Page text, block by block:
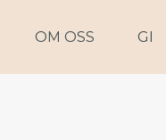
OM OSS GI